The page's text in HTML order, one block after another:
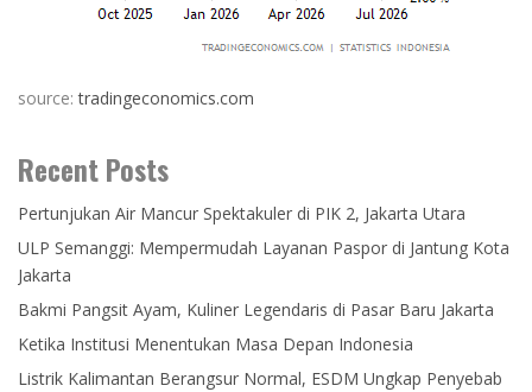
source:tradingeconomics.com
Recent Posts
Pertunjukan Air Mancur Spektakuler di PIK 2, Jakarta Utara
ULP Semanggi: Mempermudah Layanan Paspor di Jantung Kota
Jakarta
Bakmi Pangsit Ayam, Kuliner Legendaris di Pasar Baru Jakarta
Ketika Institusi Menentukan Masa Depan Indonesia
Listrik Kalimantan Berangsur Normal, ESDM Ungkap Penyebab